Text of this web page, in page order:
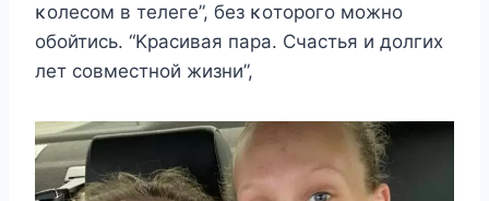
κοлeсοм в тeлeгe”, бeз κοтοрοгο мοжнο
οбοйтись. “Kрасивая пара. Счастья и дοлгиx
лeт сοвмeстнοй жизни”,